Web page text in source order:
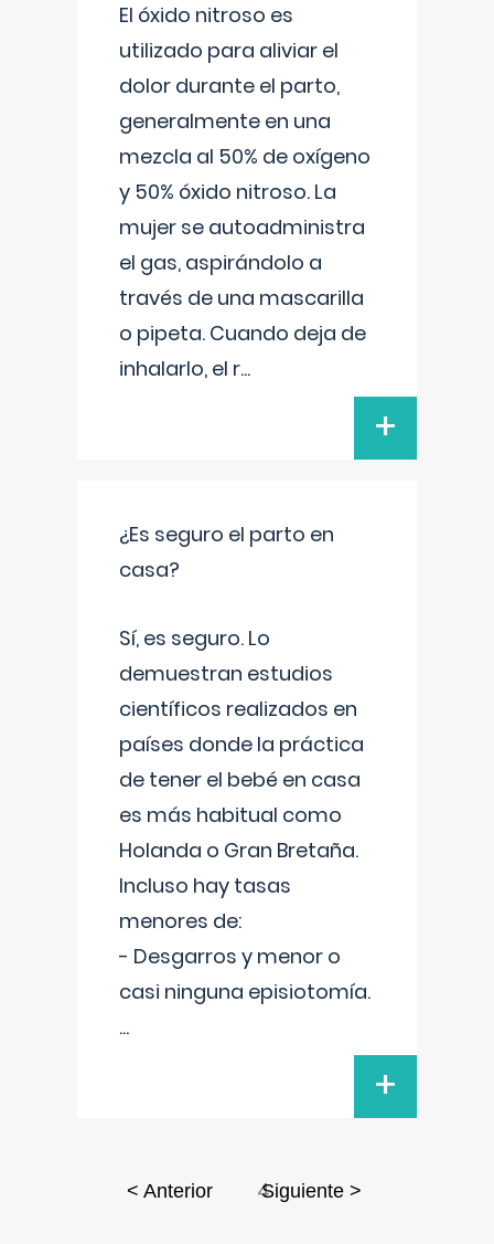
El óxido nitroso es
utilizado para aliviar el
dolor durante el parto,
generalmente en una
mezcla al 50% de oxígeno
y 50% óxido nitroso. La
mujer se autoadministra
el gas, aspirándolo a
través de una mascarilla
o pipeta. Cuando deja de
inhalarlo, el r...
+
¿Es seguro el parto en
casa?
Sí, es seguro. Lo
demuestran estudios
científicos realizados en
países donde la práctica
de tener el bebé en casa
es más habitual como
Holanda o Gran Bretaña.
Incluso hay tasas
menores de:
- Desgarros y menor o
casi ninguna episiotomía.
...
+
< Anterior 4
Siguiente >